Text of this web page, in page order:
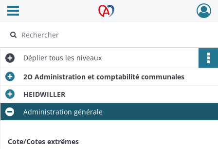
Archives Alsace - Colmar
Ouvrir le menu déroulant
Déplier tous les niveaux
2O Administration et comptabilité communales
HEIDWILLER
Administration générale
Cote/Cotes extrêmes